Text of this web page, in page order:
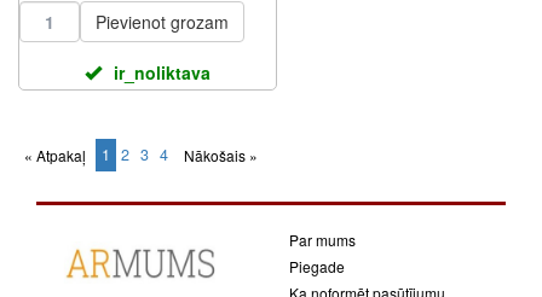
Pievienot grozam
ir_noliktava
« Atpakaļ 1 (current)
2 3 4 Nākošais »
Par mums
Piegade
Ka noformēt pasūtījumu